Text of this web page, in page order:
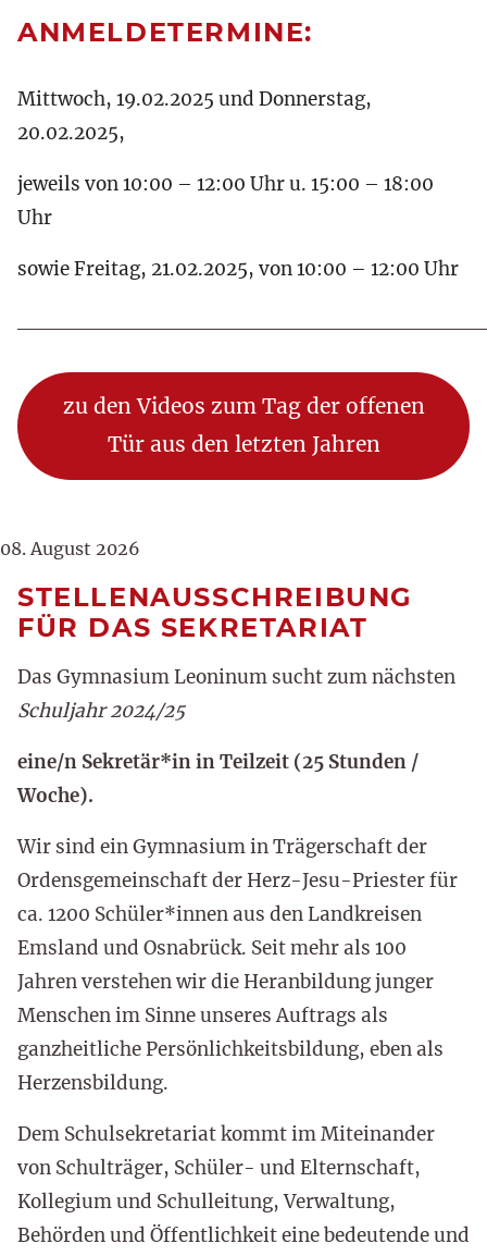
ANMELDETERMINE:
Mittwoch, 19.02.2025 und Donnerstag,
20.02.2025,
jeweils von 10:00 – 12:00 Uhr u. 15:00 – 18:00
Uhr
sowie Freitag, 21.02.2025, von 10:00 – 12:00 Uhr
zu den Videos zum Tag der offenen
Tür aus den letzten Jahren
08. August 2026
STELLENAUSSCHREIBUNG
FÜR DAS SEKRETARIAT
Das Gymnasium Leoninum sucht zum nächsten
Schuljahr 2024/25
eine/n Sekretär*inin Teilzeit (25 Stunden /
Woche).
Wir sind ein Gymnasium in Trägerschaft der
Ordensgemeinschaft der Herz-Jesu-Priester für
ca. 1200 Schüler*innen aus den Landkreisen
Emsland und Osnabrück. Seit mehr als 100
Jahren verstehen wir die Heranbildung junger
Menschen im Sinne unseres Auftrags als
ganzheitliche Persönlichkeitsbildung, eben als
Herzensbildung.
Dem Schulsekretariat kommt im Miteinander
von Schulträger, Schüler- und Elternschaft,
Kollegium und Schulleitung, Verwaltung,
Behörden und Öffentlichkeit eine bedeutende und